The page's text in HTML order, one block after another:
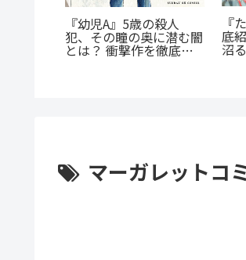
『幼児A』5歳の殺人
犯、その瞳の奥に潜む闇
とは？ 衝撃作を徹底解
『
底
沼
に
マーガレットコ